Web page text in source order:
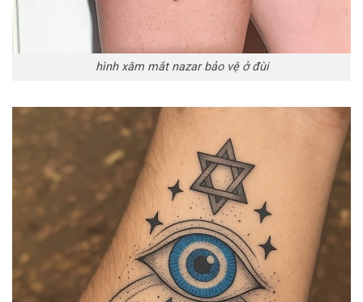
hình xăm mắt nazar bảo vệ ở đùi